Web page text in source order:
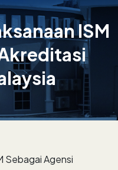
ISM
Sebagai Agensi